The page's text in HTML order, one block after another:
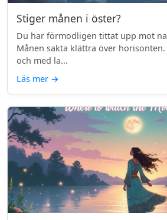
Stiger månen i öster?
Du har förmodligen tittat upp mot
Månen sakta klättra över
och med la...
Läs mer →